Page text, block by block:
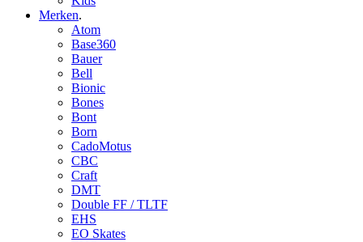
Merken.
Atom
Base360
Bauer
Bell
Bionic
Bones
Bont
Born
CadoMotus
CBC
Craft
DMT
Double FF / TLTF
EHS
EO Skates